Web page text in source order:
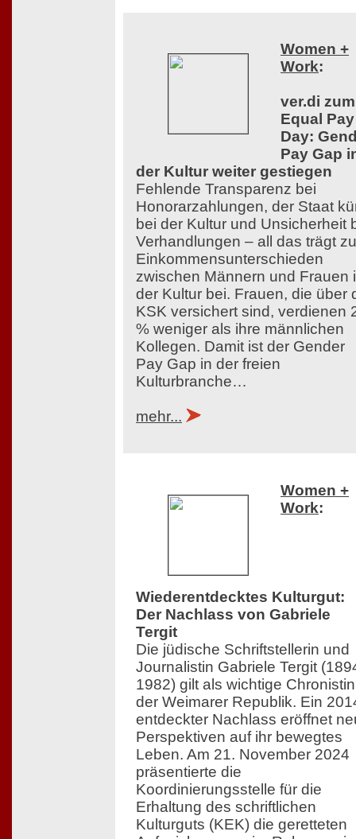
Women +
Work:
ver.di zum
Equal Pay
Day:
Pay Gap
der Kultur weiter gestiegen
Fehlende Transparenz bei
Honorarzahlungen, der Staat
bei der Kultur und Unsicherheit
Verhandlungen – all das trägt zu
Einkommensunterschieden
zwischen Männern und Frauen
der Kultur bei. Frauen, die über
KSK versichert sind, verdienen
% weniger als ihre männlichen
Kollegen. Damit ist der Gender
Pay Gap in der freien
Kulturbranche…
mehr...
Women +
Work:
Wiederentdecktes Kulturgut:
Der Nachlass von Gabriele
Tergit
Die jüdische Schriftstellerin und
Journalistin Gabriele Tergit
1982) gilt als wichtige Chronistin
der Weimarer Republik. Ein
entdeckter Nachlass eröffnet
Perspektiven auf ihr bewegtes
Leben. Am 21. November 2024
präsentierte die
Koordinierungsstelle für die
Erhaltung des schriftlichen
Kulturguts (KEK) die geretteten